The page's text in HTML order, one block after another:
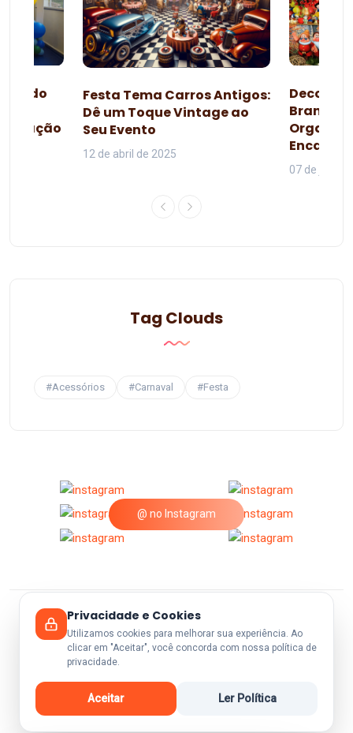
do
Festa Tema Carros Antigos:
Dê um Toque Vintage ao
Seu Evento
12 de abril de 2025
Branca
07 de junho
Tag Clouds
#Acessórios #Carnaval #Festa
@ no Instagram
© 2026 A25Festas.
Voltar ao Topo
Privacidade e Cookies
Utilizamos cookies para melhorar sua experiência. Ao
clicar em "Aceitar", você concorda com nossa política de
privacidade.
Aceitar Ler Política